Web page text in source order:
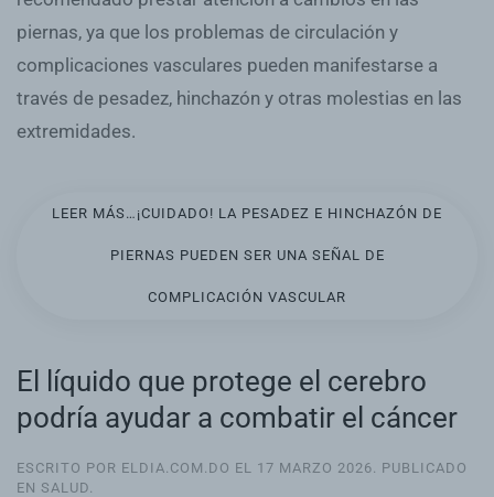
piernas, ya que los problemas de circulación y
complicaciones vasculares pueden manifestarse a
través de pesadez, hinchazón y otras molestias en las
extremidades.
LEER MÁS…¡CUIDADO! LA PESADEZ E HINCHAZÓN DE
PIERNAS PUEDEN SER UNA SEÑAL DE
COMPLICACIÓN VASCULAR
El líquido que protege el cerebro
podría ayudar a combatir el cáncer
ESCRITO POR ELDIA.COM.DO EL 17 MARZO 2026 . PUBLICADO
EN SALUD